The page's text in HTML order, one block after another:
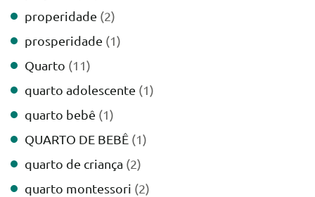
properidade (2)
prosperidade (1)
Quarto (11)
quarto adolescente (1)
quarto bebê (1)
QUARTO DE BEBÊ (1)
quarto de criança (2)
quarto montessori (2)